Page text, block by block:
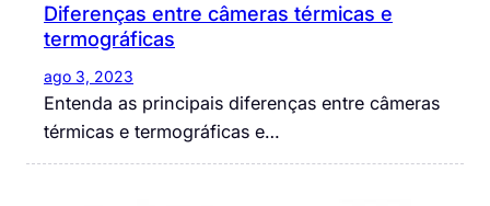
Diferenças entre câmeras térmicas e
termográficas
ago 3, 2023
Entenda as principais diferenças entre câmeras
térmicas e termográficas e…